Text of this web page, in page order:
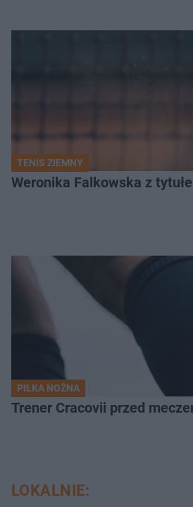
TENIS ZIEMNY
Weronika Falkowska z
PIŁKA NOŻNA
Trener Cracovii przed
LOKALNIE: